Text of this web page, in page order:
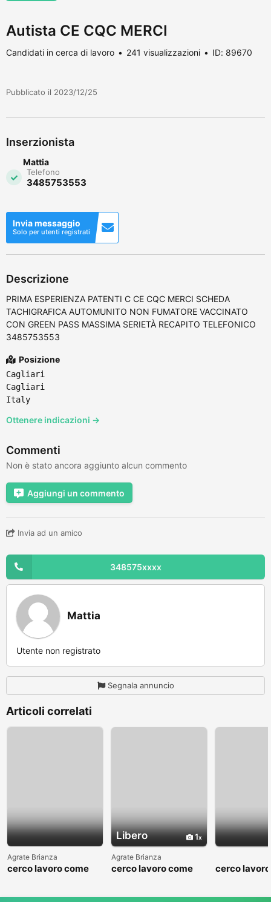
Autista CE CQC MERCI
Candidati in cerca di lavoro 241 visualizzazioni ID: 89670
Pubblicato il 2023/12/25
Inserzionista
Mattia
Telefono
3485753553
Invia messaggio
Solo per utenti registrati
Descrizione
PRIMA ESPERIENZA PATENTI C CE CQC MERCI SCHEDA
TACHIGRAFICA AUTOMUNITO NON FUMATORE VACCINATO
CON GREEN PASS MASSIMA SERIETÀ RECAPITO TELEFONICO
3485753553
Posizione
Cagliari
Cagliari
Italy
Ottenere indicazioni →
Commenti
Non è stato ancora aggiunto alcun commento
Aggiungi un commento
Invia ad un amico
348575xxxx
Mattia
Utente non registrato
Segnala annuncio
Articoli correlati
Agrate Brianza
cerco lavoro come
Libero 1
Agrate Brianza
cerco lavoro come
cerco